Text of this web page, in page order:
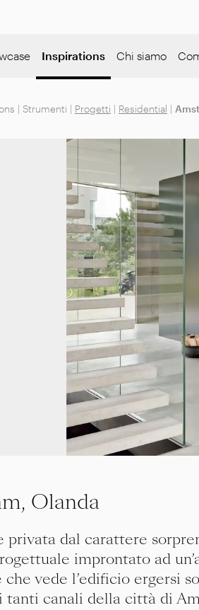
Inspirations Chi siamo
| Strumenti | Progetti | Residential |
Olanda
privata dal carattere
improntato ad
che vede l’edificio ergersi
tanti canali della città di